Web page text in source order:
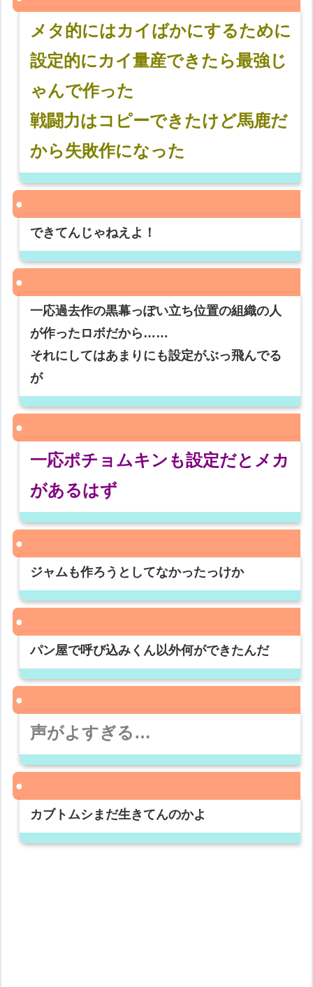
メタ的にはカイばかにするために
設定的にカイ量産できたら最強じ
ゃんで作った
戦闘力はコピーできたけど馬鹿だ
から失敗作になった
できてんじゃねえよ！
一応過去作の黒幕っぽい立ち位置の組織の人
が作ったロボだから……
それにしてはあまりにも設定がぶっ飛んでる
が
一応ポチョムキンも設定だとメカ
があるはず
ジャムも作ろうとしてなかったっけか
パン屋で呼び込みくん以外何ができたんだ
声がよすぎる…
カブトムシまだ生きてんのかよ